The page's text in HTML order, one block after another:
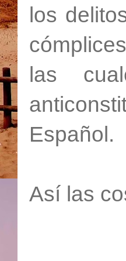
los
las
Español.
Así las